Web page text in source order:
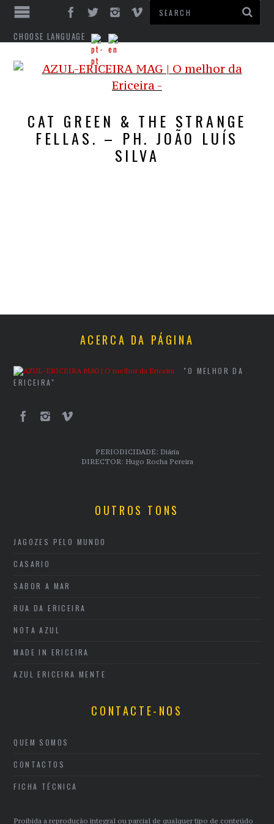
CHOOSE LANGUAGE
CAT GREEN & THE STRANGE
FELLAS. – PH. JOÃO LUÍS
SILVA
ACERCA DA PÁGINA
"O MELHOR DA
ERICEIRA"
PERIODICIDADE: Diária
DIRECTOR: Hugo Rocha Pereira
OUTROS TONS
JAGOZES PELO MUNDO
CASARIO
SABOR A MAR
RUA DA ERICEIRA
NOTA AZUL
MADE IN ERICEIRA
AZUL ERICEIRA MENTE
CONTACTE-NOS
QUEM SOMOS
CONTACTOS
FICHA TÉCNICA
Proibida a reprodução integral ou parcial de qualquer tipo de conteúdo